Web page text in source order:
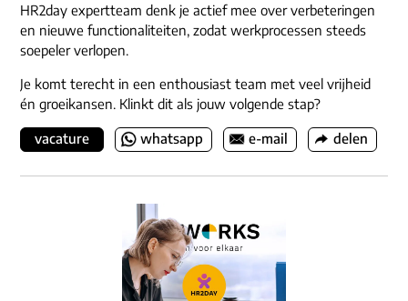
HR2day expertteam denk je actief mee over verbeteringen
en nieuwe functionaliteiten, zodat werkprocessen steeds
soepeler verlopen.
Je komt terecht in een enthousiast team met veel vrijheid
én groeikansen. Klinkt dit als jouw volgende stap?
vacature whatsapp e-mail delen